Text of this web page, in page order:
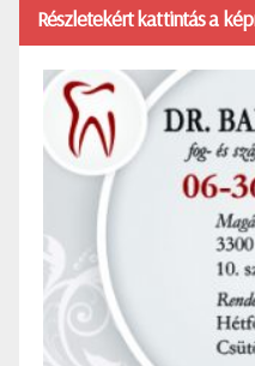
Részletekért kattintás a